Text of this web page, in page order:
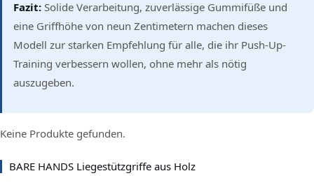
Fazit: Solide Verarbeitung, zuverlässige Gummifüße und
eine Griffhöhe von neun Zentimetern machen dieses
Modell zur starken Empfehlung für alle, die ihr Push-Up-
Training verbessern wollen, ohne mehr als nötig
auszugeben.
Keine Produkte gefunden.
BARE HANDS Liegestützgriffe aus Holz